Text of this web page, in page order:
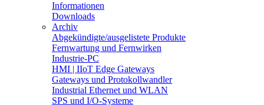
Informationen
Downloads
Archiv
Abgekündigte/ausgelistete Produkte
Fernwartung und Fernwirken
Industrie-PC
HMI | IIoT Edge Gateways
Gateways und Protokollwandler
Industrial Ethernet und WLAN
SPS und I/O-Systeme